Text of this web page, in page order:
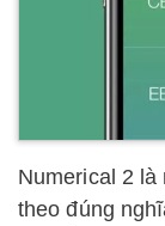
Numerical 2
theo đúng